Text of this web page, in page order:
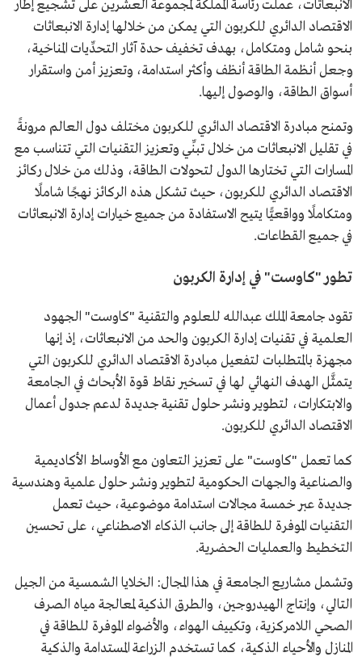
الانبعاثات، عملت رئاسة المملكة لمجموعة العشرين على تشجيع إطار
الاقتصاد الدائري للكربون التي يمكن من خلالها إدارة الانبعاثات
بنحو شامل ومتكامل، بهدف تخفيف حدة آثار التحدِّيات المناخية،
وجعل أنظمة الطاقة أنظف وأكثر استدامة، وتعزيز أمن واستقرار
أسواق الطاقة، والوصول إليها.
وتمنح مبادرة الاقتصاد الدائري للكربون مختلف دول العالم مرونةً
في تقليل الانبعاثات من خلال تبنِّي وتعزيز التقنيات التي تتناسب مع
المسارات التي تختارها الدول لتحولات الطاقة، وذلك من خلال ركائز
الاقتصاد الدائري للكربون، حيث تشكل هذه الركائز نهجًا شاملًا
ومتكاملًا وواقعيًّا يتيح الاستفادة من جميع خيارات إدارة الانبعاثات
في جميع القطاعات.
تطور "كاوست" في إدارة الكربون
تقود جامعة الملك عبدالله للعلوم والتقنية "كاوست" الجهود
العلمية في تقنيات إدارة الكربون والحد من الانبعاثات، إذ إنها
مجهزة بالمتطلبات لتفعيل مبادرة الاقتصاد الدائري للكربون التي
يتمثَّل الهدف النهائي لها في تسخير نقاط قوة الأبحاث في الجامعة
والابتكارات، لتطوير ونشر حلول تقنية جديدة لدعم جدول أعمال
الاقتصاد الدائري للكربون.
كما تعمل "كاوست" على تعزيز التعاون مع الأوساط الأكاديمية
والصناعية والجهات الحكومية لتطوير ونشر حلول علمية وهندسية
جديدة عبر خمسة مجالات استدامة موضوعية، حيث تعمل
التقنيات الموفرة للطاقة إلى جانب الذكاء الاصطناعي، على تحسين
التخطيط والعمليات الحضرية.
وتشمل مشاريع الجامعة في هذا المجال: الخلايا الشمسية من الجيل
التالي، وإنتاج الهيدروجين، والطرق الذكية لمعالجة مياه الصرف
الصحي اللامركزية، وتكييف الهواء، والأضواء الموفرة للطاقة في
المنازل والأحياء الذكية، كما تستخدم الزراعة المستدامة والذكية